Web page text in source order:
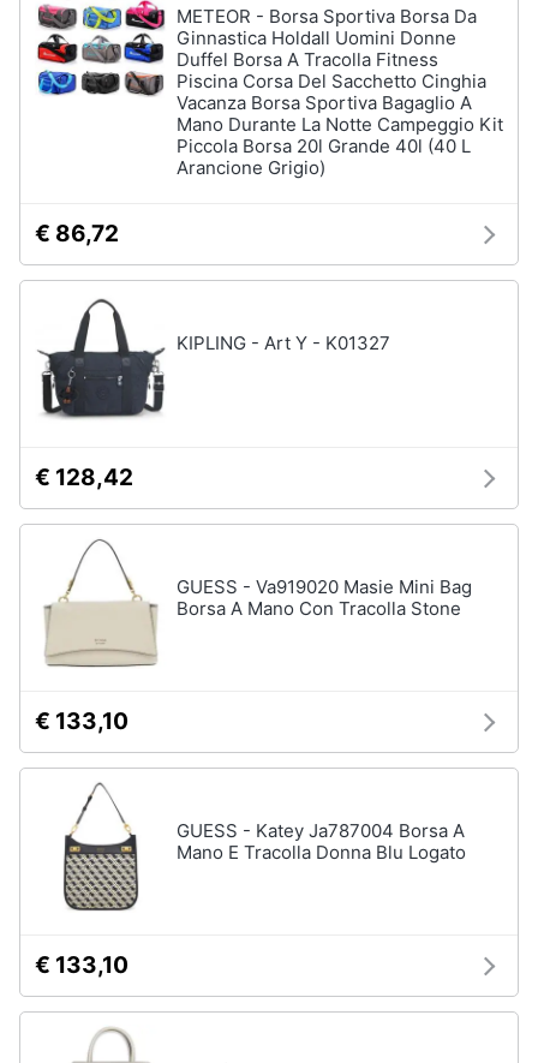
Casalinghi
Abbigliamento
Animali
Motori
Libri,
cd
Festività
e
ricorrenze
Promozioni
Assistenza
clienti
Anfibi
Ciabatte
Vedi
Sigaretta
elettronica
Occhiali
da
vista
Occhiali
Vedi
tutti
Vestiari
Felpa
Tuta
Orologi
Watch
Smartwatch
METEOR - Borsa Sportiva Borsa Da
Ginnastica Holdall Uomini Donne
Duffel Borsa A Tracolla Fitness
Piscina Corsa Del Sacchetto Cinghia
Vacanza Borsa Sportiva Bagaglio A
Mano Durante La Notte Campeggio Kit
Piccola Borsa 20l Grande 40l (40 L
Arancione Grigio)
€ 86,72
KIPLING - Art Y - K01327
€ 128,42
GUESS - Va919020 Masie Mini Bag
Borsa A Mano Con Tracolla Stone
€ 133,10
GUESS - Katey Ja787004 Borsa A
Mano E Tracolla Donna Blu Logato
€ 133,10